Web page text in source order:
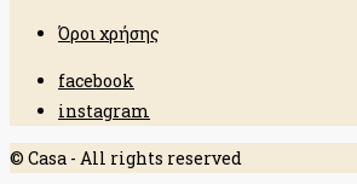
Όροι χρήσης
facebook
instagram
© Casa - All rights reserved